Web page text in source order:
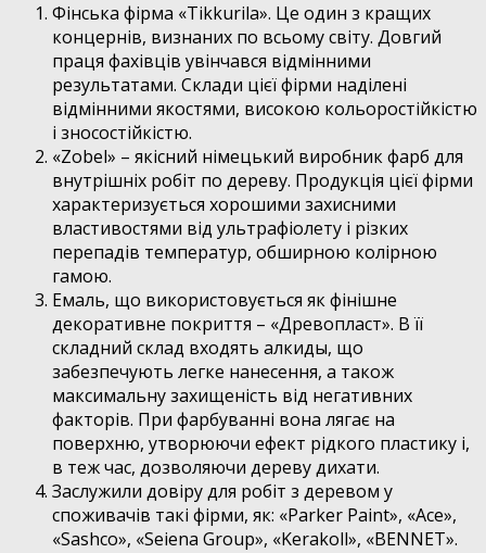
Фінська фірма «Tikkurila». Це один з кращих
концернів, визнаних по всьому світу. Довгий
праця фахівців увінчався відмінними
результатами. Склади цієї фірми наділені
відмінними якостями, високою кольоростійкістю
і зносостійкістю.
«Zobel» – якісний німецький виробник фарб для
внутрішніх робіт по дереву. Продукція цієї фірми
характеризується хорошими захисними
властивостями від ультрафіолету і різких
перепадів температур, обширною колірною
гамою.
Емаль, що використовується як фінішне
декоративне покриття – «Древопласт». В її
складний склад входять алкиды, що
забезпечують легке нанесення, а також
максимальну захищеність від негативних
факторів. При фарбуванні вона лягає на
поверхню, утворюючи ефект рідкого пластику і,
в теж час, дозволяючи дереву дихати.
Заслужили довіру для робіт з деревом у
споживачів такі фірми, як: «Parker Paint», «Ace»,
«Sashco», «Seiena Group», «Kerakoll», «BENNET».